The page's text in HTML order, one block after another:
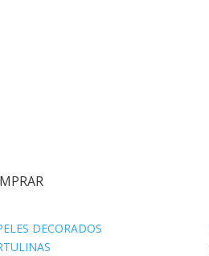
DECORADOS